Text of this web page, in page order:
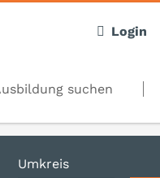
Login
suchen
Umkreis